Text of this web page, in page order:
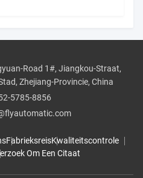
Road 1#, Jiangkou-Straat,
Zhejiang-Provincie, China
5785-8856
FabrieksreisKwaliteitscontrole
Om Een Citaat